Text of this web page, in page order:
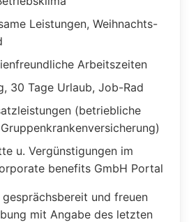
Leistungen, Weihnachts-
Arbeitszeiten
30 Tage Urlaub, Job-Rad
(betriebliche
u. Vergünstigungen im
benefits GmbH Portal
und freuen
mit Angabe des letzten